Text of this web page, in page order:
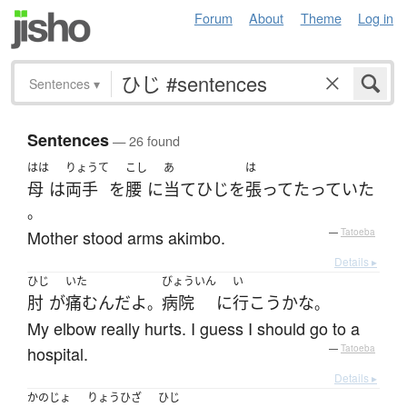
Forum About Theme Log in
Sentences ▾
Sentences— 26 found
はは
母 は
りょうて
両手 を
こし
腰 に
あ
当てひじを
は
張ってたっていた
。
Mother stood arms akimbo. — Tatoeba
Details ▸
ひじ
肘 が
いた
痛むんだよ。
びょういん
病院 に
い
行こうかな。
My elbow really hurts. I guess I should go to a
hospital.
— Tatoeba
Details ▸
かのじょ
りょうひざ ひじ